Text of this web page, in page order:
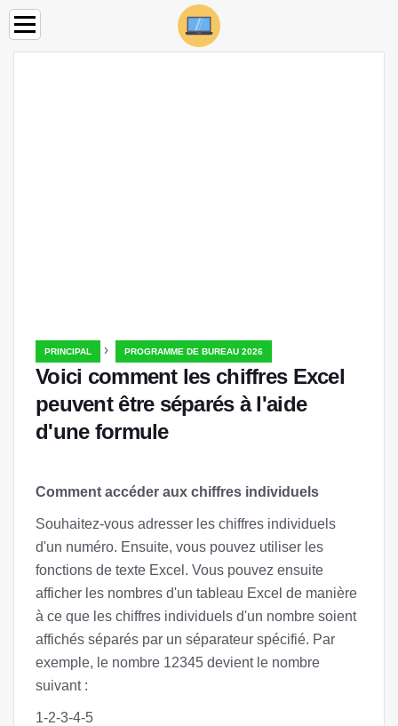
PRINCIPAL › PROGRAMME DE BUREAU 2026
Voici comment les chiffres Excel
peuvent être séparés à l'aide
d'une formule
Comment accéder aux chiffres individuels
Souhaitez-vous adresser les chiffres individuels
d'un numéro. Ensuite, vous pouvez utiliser les
fonctions de texte Excel. Vous pouvez ensuite
afficher les nombres d'un tableau Excel de manière
à ce que les chiffres individuels d'un nombre soient
affichés séparés par un séparateur spécifié. Par
exemple, le nombre 12345 devient le nombre
suivant :
1-2-3-4-5